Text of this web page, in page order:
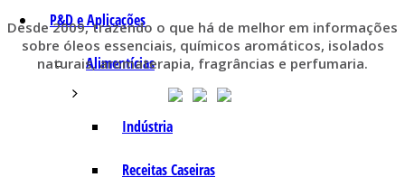
P&D e Aplicações
Alimentícias
Indústria
Receitas Caseiras
Desde 2009, trazendo o que há de melhor em informações
sobre óleos essenciais, químicos aromáticos, isolados
naturais, aromaterapia, fragrâncias e perfumaria.